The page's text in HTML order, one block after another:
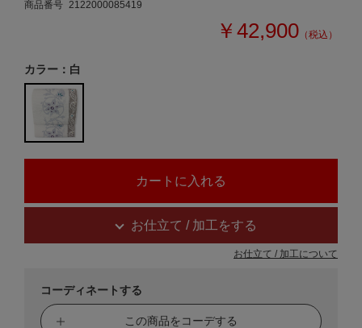
商品番号 2122000085419
￥42,900 （税込）
カラー：白
お仕立て / 加工をする
お仕立て / 加工について
コーディネートする
この商品をコーデする